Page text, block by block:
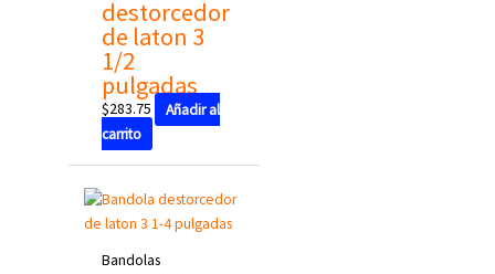
destorcedor
de laton 3
1/2
pulgadas
$283.75
Añadir al
carrito
Bandolas